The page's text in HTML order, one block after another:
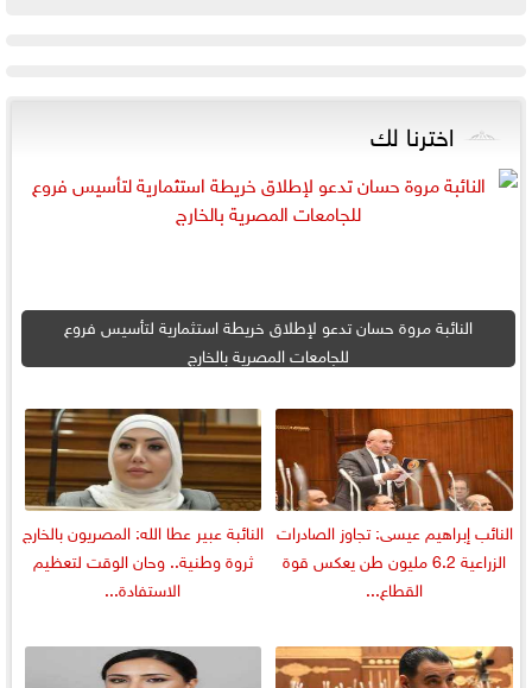
اخترنا لك
النائبة مروة حسان تدعو لإطلاق خريطة استثمارية لتأسيس فروع
للجامعات المصرية بالخارج
النائب إبراهيم عيسى: تجاوز الصادرات
الزراعية 6.2 مليون طن يعكس قوة
القطاع...
النائبة عبير عطا الله: المصريون بالخارج
ثروة وطنية.. وحان الوقت لتعظيم
الاستفادة...